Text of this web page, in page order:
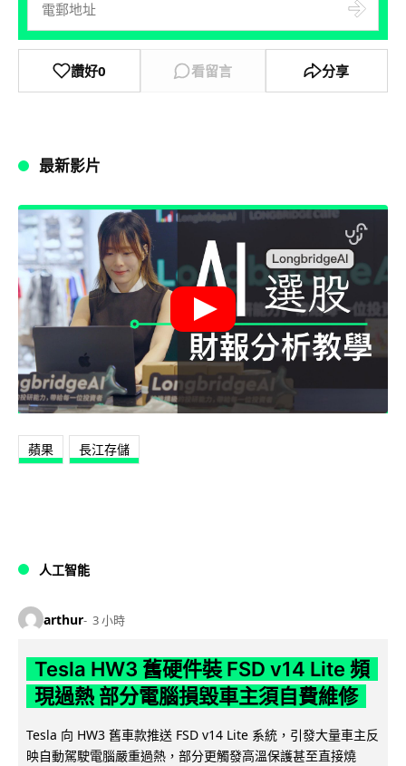
讚好0 看留言 分享
最新影片
蘋果 長江存儲
人工智能
arthur 3 小時
Tesla HW3 舊硬件裝 FSD v14 Lite 頻
現過熱 部分電腦損毀車主須自費維修
Tesla 向 HW3 舊車款推送 FSD v14 Lite 系統，引發大量車主反
映自動駕駛電腦嚴重過熱，部分更觸發高溫保護甚至直接燒